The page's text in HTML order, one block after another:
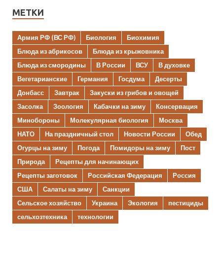
МЕТКИ
Армия РФ (ВС РФ) Биология
Биохимия
Блюда из абрикосов
Блюда из крыжовника
Блюда из смородины
В России ВСУ
В духовке
Вегетарианские
Германия Госдума
Десерты
Донбасс
Завтрак
Закуски из грибов и овощей
Засолка
Зоология Кабачки на зиму
Консервация
Минобороны
Молекулярная биология
Москва
НАТО
На праздничный стол Новости России
Обед
Огурцы на зиму
Погода Помидоры на зиму
Пост
Природа
Рецепты для начинающих
Рецепты заготовок
Российская Федерация
Россия
США
Салаты на зиму
Санкции
Сельское хозяйство
Украина Экология
пестициды
сельхозтехника
технологии